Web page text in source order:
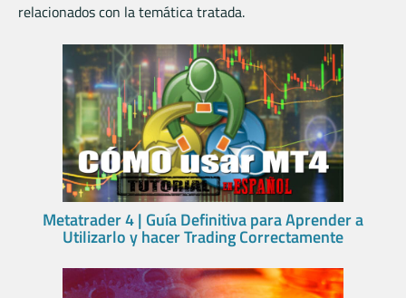
relacionados con la temática tratada.
Metatrader 4 | Guía Definitiva para Aprender a
Utilizarlo y hacer Trading Correctamente